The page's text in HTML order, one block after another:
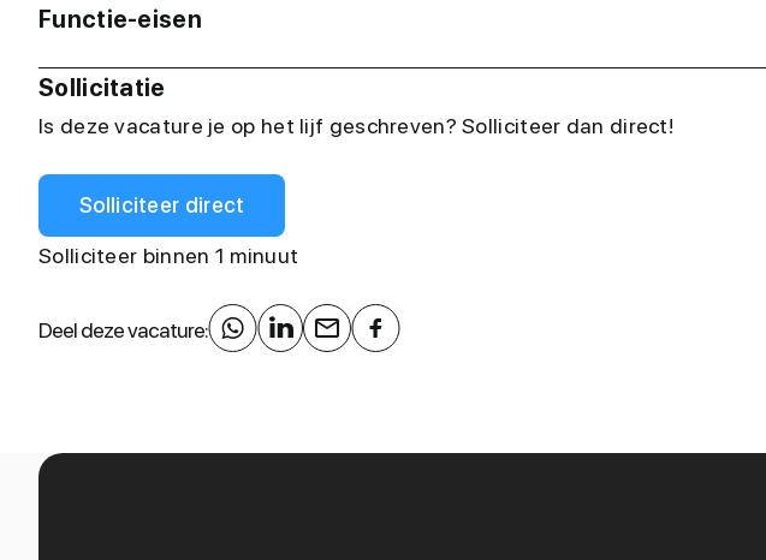
Functie-eisen
Sollicitatie
Is deze vacature je op het lijf geschreven? Solliciteer dan direct!
Solliciteer direct
Solliciteer binnen 1 minuut
Deel deze vacature: